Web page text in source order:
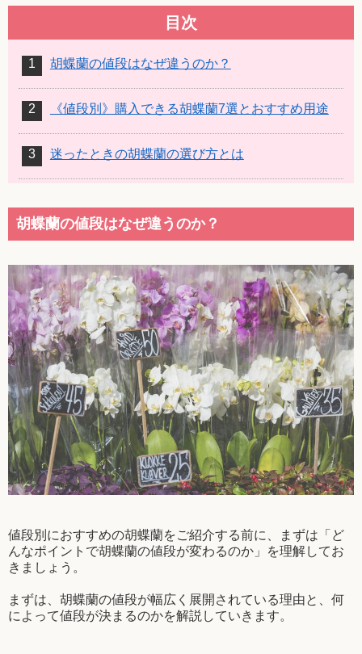
目次
胡蝶蘭の値段はなぜ違うのか？
《値段別》購入できる胡蝶蘭7選とおすすめ用途
迷ったときの胡蝶蘭の選び方とは
胡蝶蘭の値段はなぜ違うのか？
値段別におすすめの胡蝶蘭をご紹介する前に、まずは「ど
んなポイントで胡蝶蘭の値段が変わるのか」を理解してお
きましょう。
まずは、胡蝶蘭の値段が幅広く展開されている理由と、何
によって値段が決まるのかを解説していきます。